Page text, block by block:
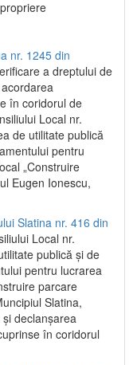
nr. 1245 din
a dreptului de
în coridorul de
Local nr.
de utilitate publică
pentru
„Construire
Eugen Ionescu,
Slatina nr. 416 din
Local nr.
publică și de
pentru lucrarea
parcare
Slatina,
declanșarea
în coridorul